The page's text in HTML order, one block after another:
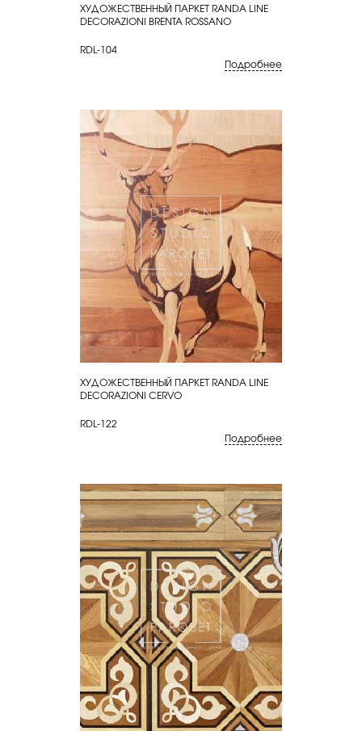
КУПИТЬ
ХУДОЖЕСТВЕННЫЙ ПАРКЕТ RANDA LINE
DECORAZIONI BRENTA ROSSANO
RDL-104
Подробнее
КУПИТЬ
ХУДОЖЕСТВЕННЫЙ ПАРКЕТ RANDA LINE
DECORAZIONI CERVO
RDL-122
Подробнее